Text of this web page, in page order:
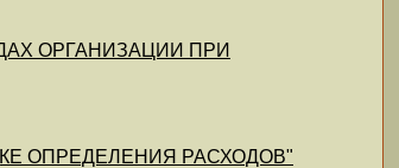
ОРГАНИЗАЦИИ ПРИ
ОПРЕДЕЛЕНИЯ РАСХОДОВ"